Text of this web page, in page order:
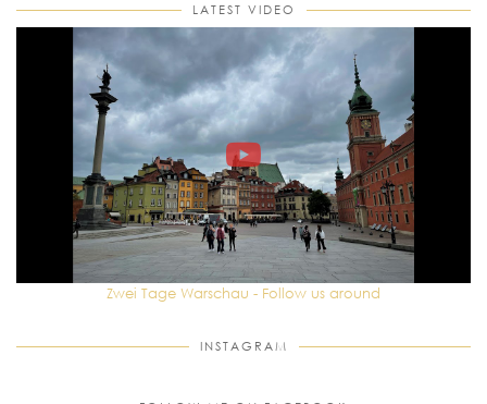
LATEST VIDEO
Zwei Tage Warschau - Follow us around
INSTAGRAM